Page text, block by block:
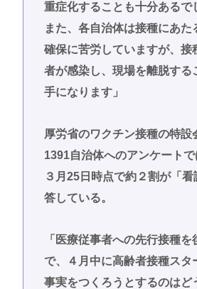
重症化することも十分あるで
また、各自治体は接種にあた
確保に苦労していますが、接
者が感染し、現場を離脱する
手になります」
厚労省のワクチン接種の特設
1391自治体へのアンケートで
３月25日時点で約２割が「看
答している。
「医療従事者への先行接種を
で、４月中に高齢者接種スタ
事実をつくろうとするのはど